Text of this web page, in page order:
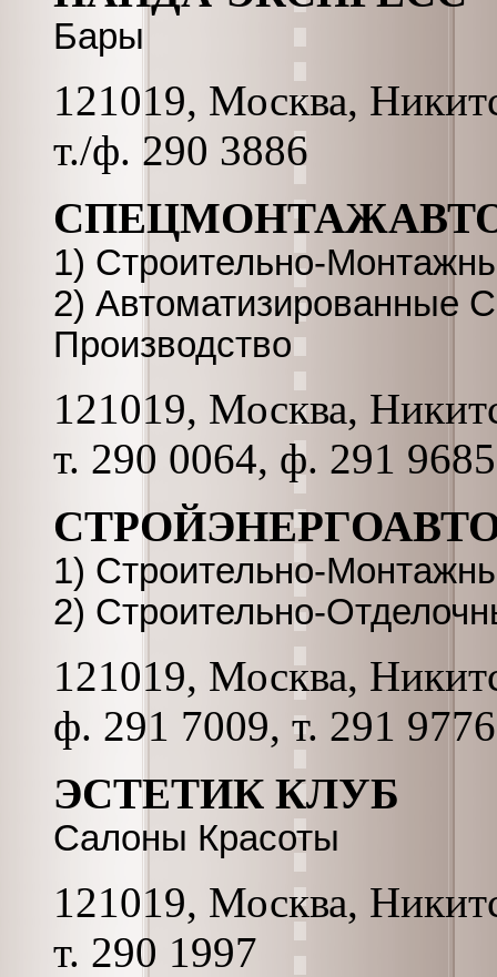
Бары
121019, Москва,
т./ф. 290 3886
1) Строительно-
2) Автоматизированные
Производство
121019, Москва,
т. 290 0064, ф. 291 9685
1) Строительно-
2) Строительно-
121019, Москва,
ф. 291 7009, т. 291 9776
ЭСТЕТИК КЛУБ
Салоны Красоты
121019, Москва,
т. 290 1997